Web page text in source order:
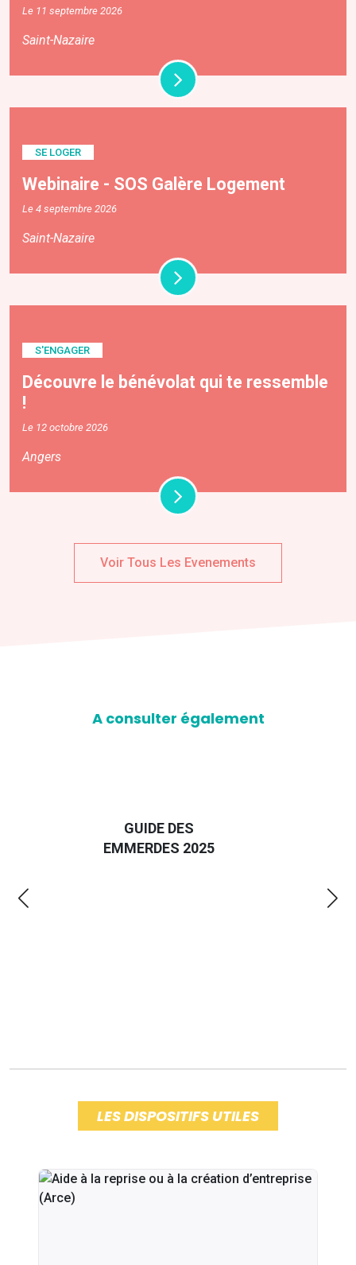
Le 11 septembre 2026
Saint-Nazaire
SE LOGER
Webinaire - SOS Galère Logement
Le 4 septembre 2026
Saint-Nazaire
S'ENGAGER
Découvre le bénévolat qui te ressemble
!
Le 12 octobre 2026
Angers
Voir Tous Les Evenements
A consulter également
GUIDE DES
EMMERDES 2025
LES DISPOSITIFS UTILES